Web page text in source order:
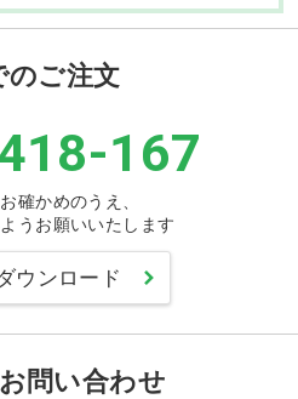
のご注文
167
確かめのうえ、
うお願いいたします
ウンロード
問い合わせ